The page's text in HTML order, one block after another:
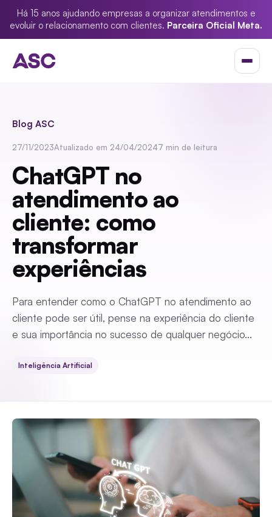
Há 15 anos ajudando empresas a organizar atendimentos e
evoluir o relacionamento com clientes. Parceira Oficial Meta.
Blog ASC
27/11/2023Atualizado em 24/04/20247 min de leitura
ChatGPT no
atendimento ao
cliente: como
transformar
experiências
Para entender como o ChatGPT no atendimento ao
cliente pode ser útil, pense na experiência do cliente
e sua importância no sucesso de qualquer negócio...
Inteligência Artificial